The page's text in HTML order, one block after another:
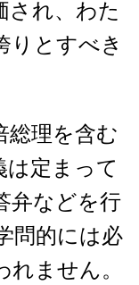
され、わた
りとすべき
理を含む
は定まって
弁などを行
問的には必
ません。